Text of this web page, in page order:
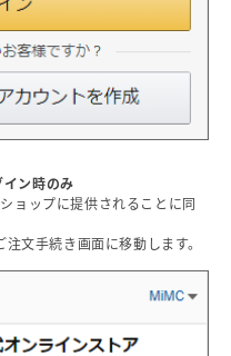
ン時のみ
ョップに提供されることに同
文手続き画面に移動します。